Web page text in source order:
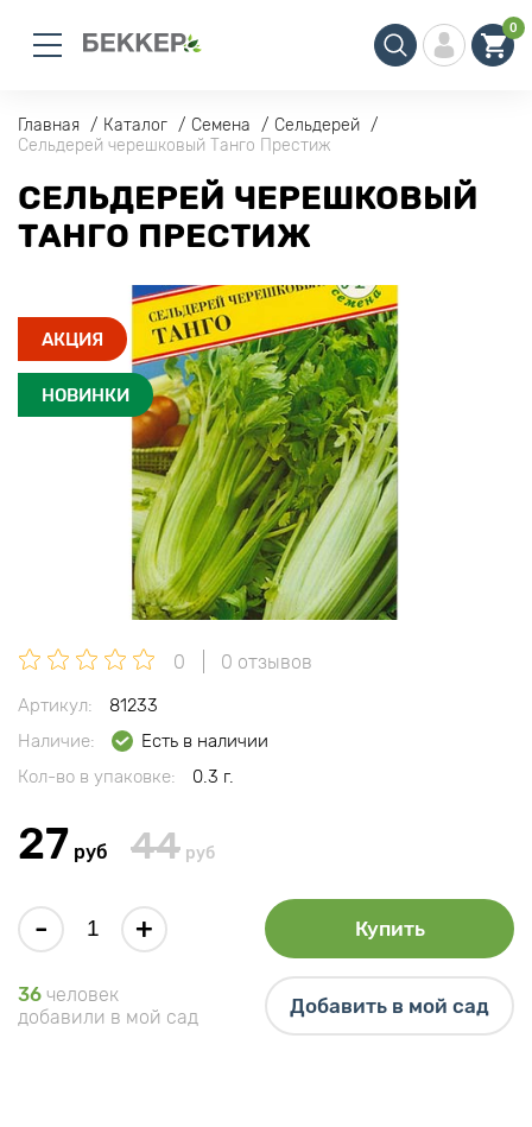
0
Главная Каталог Семена
Сельдерей
Сельдерей черешковый Танго Престиж
СЕЛЬДЕРЕЙ ЧЕРЕШКОВЫЙ
ТАНГО ПРЕСТИЖ
АКЦИЯ
НОВИНКИ
0 0 отзывов
Артикул:
81233
Наличие:
Есть в наличии
Кол-во в упаковке:
0.3 г.
27 руб 44 руб
- + Купить
36 человек
добавили в мой сад
Добавить в мой сад